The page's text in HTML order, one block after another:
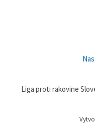
Liga proti rakovine